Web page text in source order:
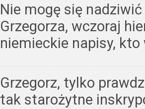
Nie mogę się
Grzegorza, wczoraj
niemieckie napisy,
Grzegorz, tylko
tak starożytne